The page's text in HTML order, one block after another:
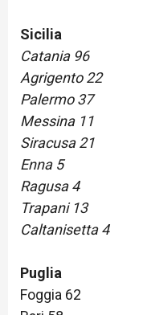
Sicilia
Catania 96
Agrigento 22
Palermo 37
Messina 11
Siracusa 21
Enna 5
Ragusa 4
Trapani 13
Caltanisetta 4
Puglia
Foggia 62